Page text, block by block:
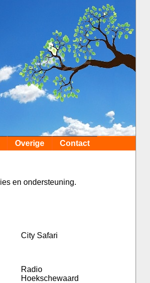
Overige Contact
en ondersteuning.
City Safari
Radio
Hoekschewaard